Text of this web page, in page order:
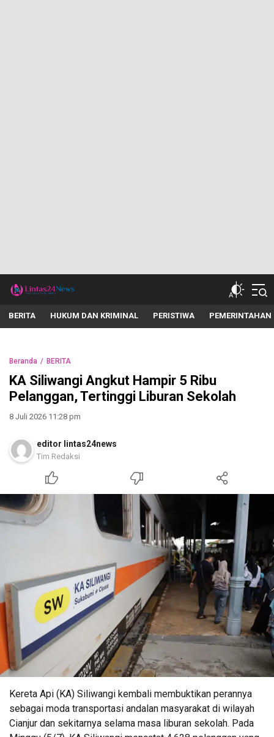
lintas24news.com
Menyingkap Setiap Realita
BERITA HUKUM DAN KRIMINAL PERISTIWA PEMERINTAHAN
Beranda BERITA
KA Siliwangi Angkut Hampir 5 Ribu
Pelanggan, Tertinggi Liburan Sekolah
8 Juli 2026 11:28 pm
editor lintas24news
Tim Redaksi
Kereta Api (KA) Siliwangi kembali membuktikan perannya
sebagai moda transportasi andalan masyarakat di wilayah
Cianjur dan sekitarnya selama masa liburan sekolah. Pada